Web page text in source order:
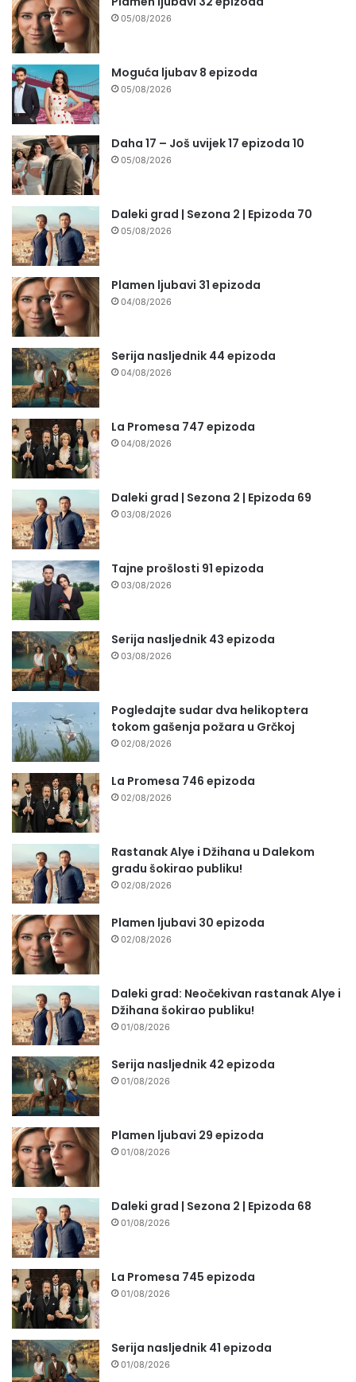
05/08/2026
Moguća ljubav 8 epizoda
05/08/2026
Daha 17 – Još uvijek 17 epizoda 10
05/08/2026
Daleki grad | Sezona 2 | Epizoda 70
05/08/2026
Plamen ljubavi 31 epizoda
04/08/2026
Serija nasljednik 44 epizoda
04/08/2026
La Promesa 747 epizoda
04/08/2026
Daleki grad | Sezona 2 | Epizoda 69
03/08/2026
Tajne prošlosti 91 epizoda
03/08/2026
Serija nasljednik 43 epizoda
03/08/2026
Pogledajte sudar dva helikoptera
tokom gašenja požara u Grčkoj
02/08/2026
La Promesa 746 epizoda
02/08/2026
Rastanak Alye i Džihana u Dalekom
gradu šokirao publiku!
02/08/2026
Plamen ljubavi 30 epizoda
02/08/2026
Daleki grad: Neočekivan rastanak Alye i
Džihana šokirao publiku!
01/08/2026
Serija nasljednik 42 epizoda
01/08/2026
Plamen ljubavi 29 epizoda
01/08/2026
Daleki grad | Sezona 2 | Epizoda 68
01/08/2026
La Promesa 745 epizoda
01/08/2026
Serija nasljednik 41 epizoda
01/08/2026